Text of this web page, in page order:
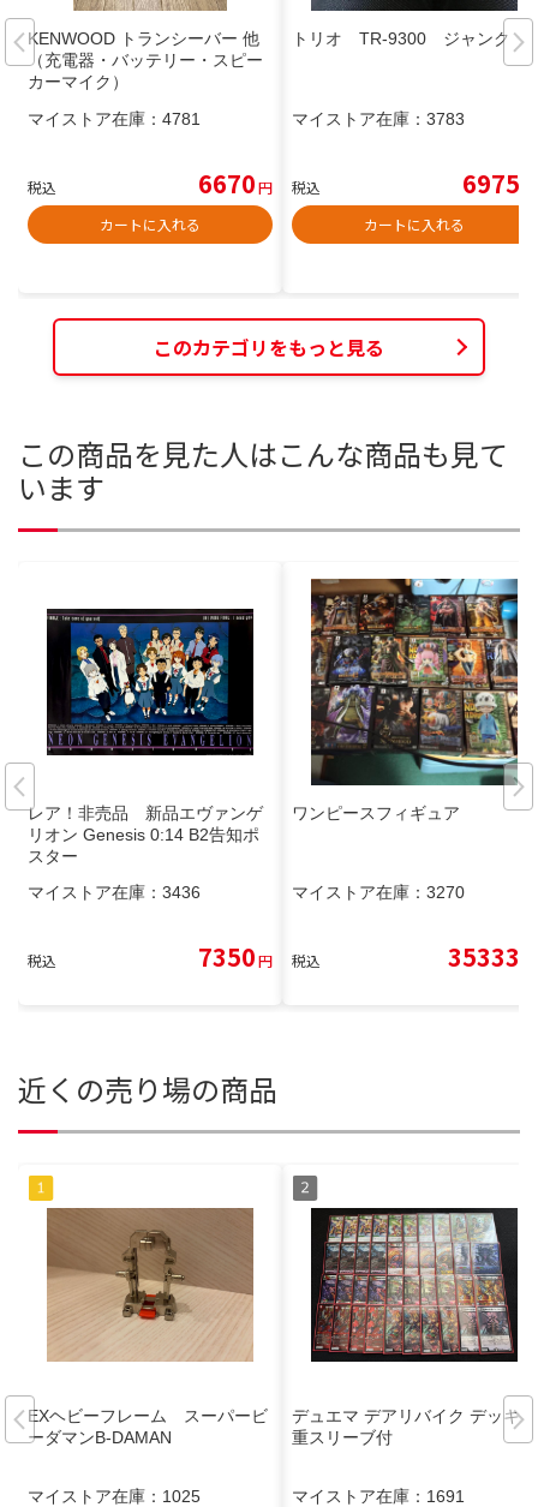
KENWOOD トランシーバー 他
（充電器・バッテリー・スピー
カーマイク）
マイストア在庫： 4781
税込 6670円
カートに入れる
トリオ TR-9300 ジャンク
マイストア在庫： 3783
税込 6975
カートに入れる
このカテゴリをもっと見る
この商品を見た人はこんな商品も見て
います
レア！非売品 新品エヴァンゲ
リオン Genesis 0:14 B2告知ポ
スター
マイストア在庫： 3436
税込 7350円
ワンピースフィギュア
マイストア在庫： 3270
税込 35333
近くの売り場の商品
EXヘビーフレーム スーパービ
ーダマンB-DAMAN
マイストア在庫： 1025
デュエマ デアリバイク デッキ 2
重スリーブ付
マイストア在庫： 1691